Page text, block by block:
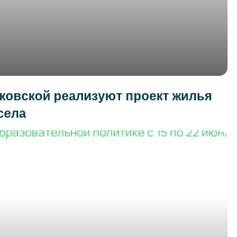
реализуют проект жилья